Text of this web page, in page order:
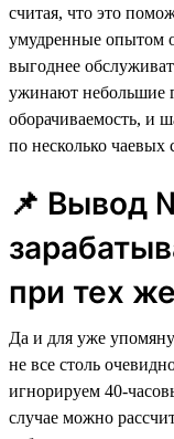
считая, что это
умудренные опытом
выгоднее
ужинают небольшие
оборачиваемость, и
по несколько чаевых
📌 Вывод
при тех
Да и для уже
не все столь
игнорируем 40-
случае можно